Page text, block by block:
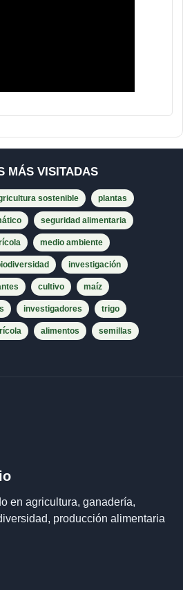
MÁS VISITADAS
sostenible plantas
seguridad alimentaria
medio ambiente
investigación
cultivo maíz
investigadores trigo
alimentos semillas
en agricultura, ganadería,
producción alimentaria